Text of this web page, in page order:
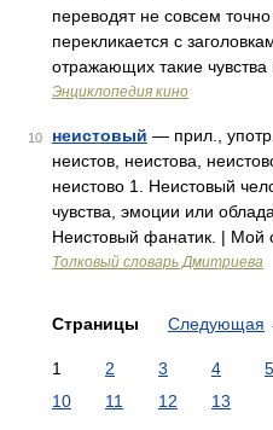
переводят не совсем
перекликается с
отражающих такие чувства
Энциклопедия кино
10 неистовый — прил.,
неистов, неистова,
неистово 1. Неистовый
чувства, эмоции или
Неистовый фанатик. | Мой
Толковый словарь Дмитриева
Страницы Следующая
1 2 3 4 5
10
11 12 13